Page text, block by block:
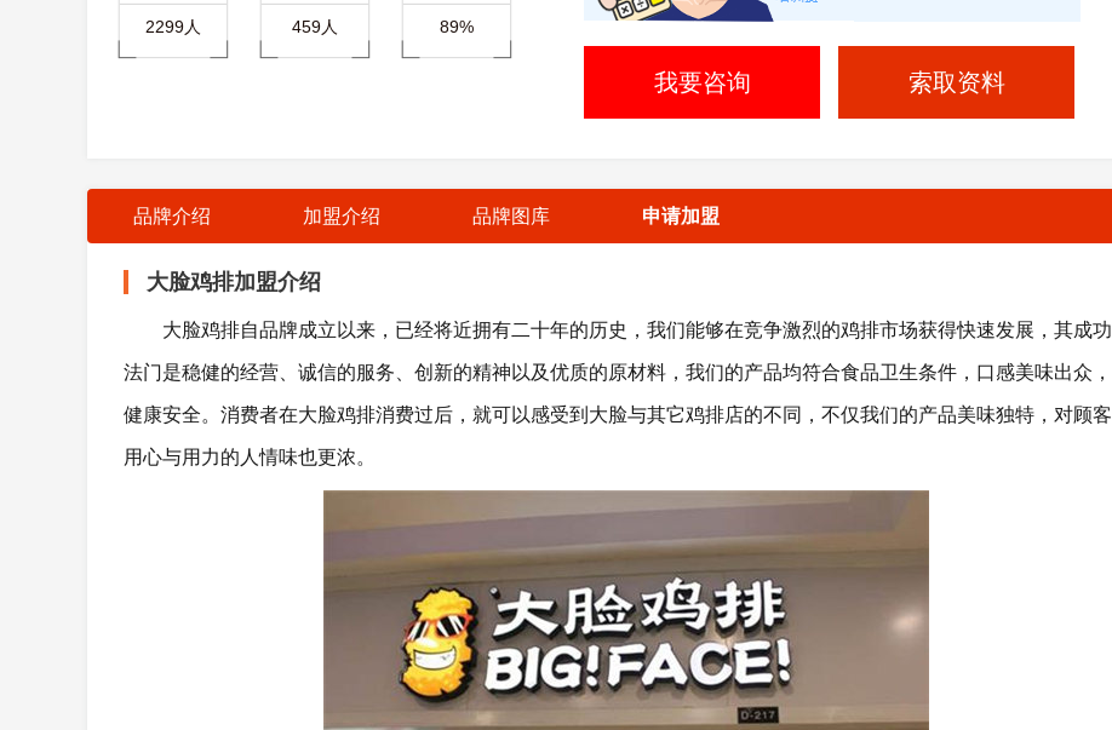
2299人 459人 89%
我要咨询 索取资料
品牌介绍 加盟介绍 品牌图库 申请加盟
大脸鸡排加盟介绍
大脸鸡排自品牌成立以来，已经将近拥有二十年的历史，我们能够在竞争激烈的鸡排市场获得快速发展，其成功
法门是稳健的经营、诚信的服务、创新的精神以及优质的原材料，我们的产品均符合食品卫生条件，口感美味出众，
健康安全。消费者在大脸鸡排消费过后，就可以感受到大脸与其它鸡排店的不同，不仅我们的产品美味独特，对顾客
用心与用力的人情味也更浓。